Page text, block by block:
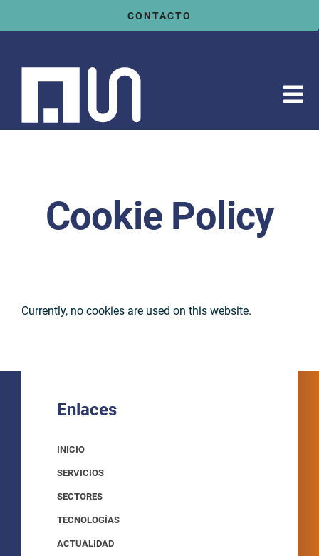
al
CONTACTO
Inicio
Tecnologías
Cookie Policy
Currently, no cookies are used on this website.
Enlaces
INICIO
SERVICIOS
SECTORES
TECNOLOGÍAS
ACTUALIDAD